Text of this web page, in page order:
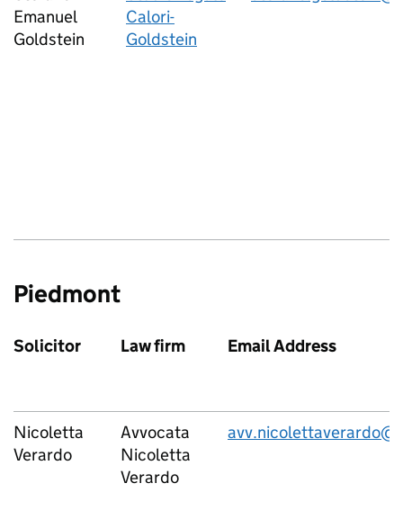
Emanuel
Goldstein
Calori-
Goldstein
Piedmont
Solicitor Law firm Email Address
Nicoletta
Verardo
Avvocata
Nicoletta
Verardo